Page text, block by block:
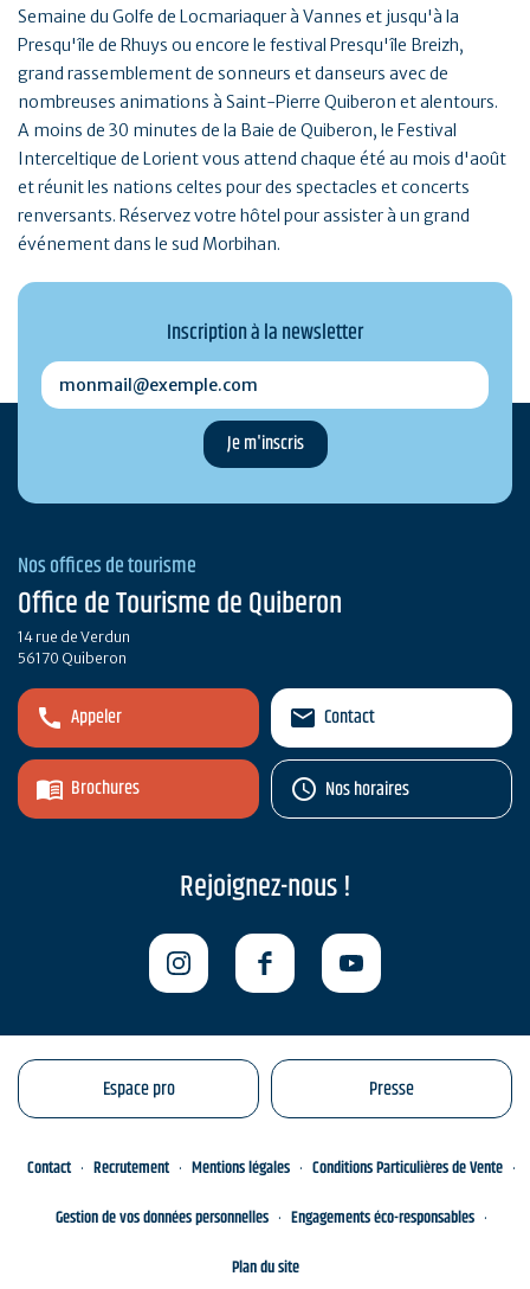
Semaine du Golfe de Locmariaquer à Vannes et jusqu'à la
Presqu'île de Rhuys ou encore le festival Presqu'île Breizh,
grand rassemblement de sonneurs et danseurs avec de
nombreuses animations à Saint-Pierre Quiberon et alentours.
A moins de 30 minutes de la Baie de Quiberon, le Festival
Interceltique de Lorient vous attend chaque été au mois d'août
et réunit les nations celtes pour des spectacles et concerts
renversants. Réservez votre hôtel pour assister à un grand
événement dans le sud Morbihan.
Inscription à la newsletter
monmail@exemple.com
Nos offices de tourisme
Office de Tourisme de Quiberon
14 rue de Verdun
56170 Quiberon
Appeler
Brochures
Contact
Nos horaires
Rejoignez-nous !
Espace pro Presse
Contact Recrutement Mentions légales
Conditions Particulières de Vente
Gestion de vos données personnelles
Engagements éco-responsables
Plan du site